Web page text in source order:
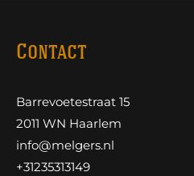
Contact
Barrevoetestraat 15
2011 WN Haarlem
info@melgers.nl
+31235313149